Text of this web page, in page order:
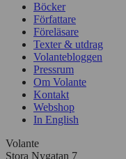
Böcker
Författare
Föreläsare
Texter & utdrag
Volantebloggen
Pressrum
Om Volante
Kontakt
Webshop
In English
Volante
Stora Nygatan 7